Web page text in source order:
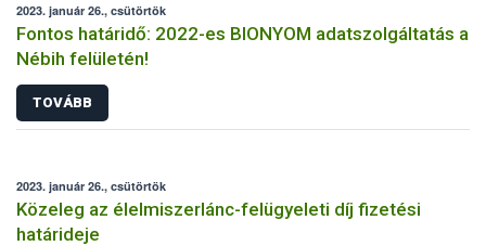
2023. január 26., csütörtök
Fontos határidő: 2022-es BIONYOM adatszolgáltatás a
Nébih felületén!
TOVÁBB
2023. január 26., csütörtök
Közeleg az élelmiszerlánc-felügyeleti díj fizetési
határideje